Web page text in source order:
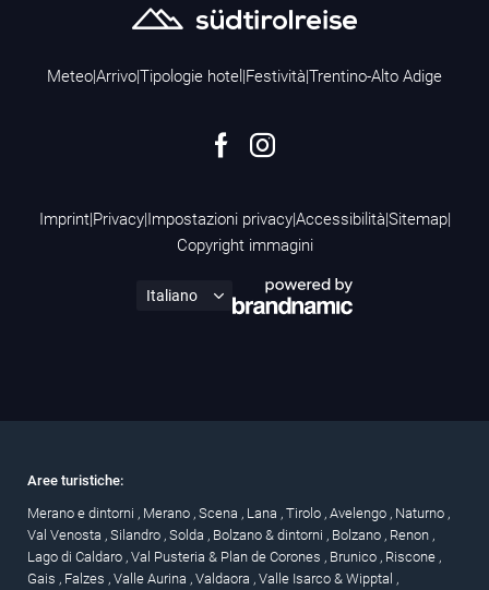
Meteo|Arrivo|Tipologie hotel |Festività|Trentino-Alto Adige
Imprint|Privacy|Impostazioni privacy|Accessibilità|Sitemap|
Copyright immagini
Aree turistiche:
Merano e dintorni , Merano , Scena , Lana , Tirolo , Avelengo , Naturno ,
Val Venosta , Silandro , Solda , Bolzano & dintorni , Bolzano , Renon ,
Lago di Caldaro , Val Pusteria & Plan de Corones , Brunico , Riscone ,
Gais , Falzes , Valle Aurina , Valdaora , Valle Isarco & Wipptal ,